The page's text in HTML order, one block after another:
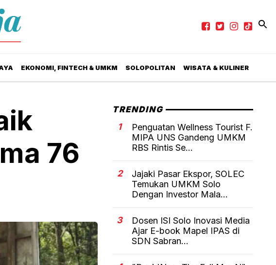
EKONOMI, FINTECH & UMKM SOLOPOLITAN WISATA & KULINER
76
TRENDING
1
Penguatan Wellness Tourist F.
MIPA UNS Gandeng UMKM
RBS Rintis Se...
2
Jajaki Pasar Ekspor, SOLEC
Temukan UMKM Solo
Dengan Investor Mala...
3
Dosen ISI Solo Inovasi Media
Ajar E-book Mapel IPAS di
SDN Sabran...